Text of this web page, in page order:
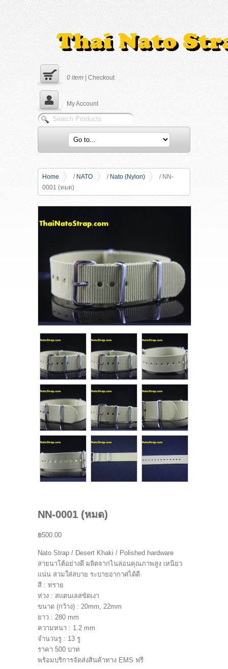
0 item | Checkout
My Account
Home / NATO / Nato (Nylon)
/ NN-
0001 (หมด)
NN-0001 (หมด)
฿500.00
Nato Strap / Desert Khaki / Polished hardware
สายนาโต้อย่างดี ผลิตจากไนล่อนคุณภาพสูง เหนียว
แน่น สวมใส่สบาย ระบายอากาศได้ดี
สี : ทราย
ห่วง : สแตนเลสขัดเงา
ขนาด (กว้าง) : 20mm, 22mm
ยาว : 280 mm
ความหนา : 1.2 mm
จำนวนรู : 13 รู
ราคา 500 บาท
พร้อมบริการจัดส่งสินค้าทาง EMS ฟรี